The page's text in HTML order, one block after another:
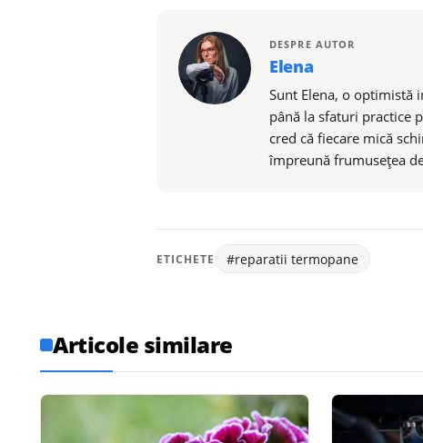
DESPRE AUTOR
Elena
Sunt Elena, o optimistă
până la sfaturi practice
cred că fiecare mică
împreună frumusețea
ETICHETE #reparatii termopane
Articole similare